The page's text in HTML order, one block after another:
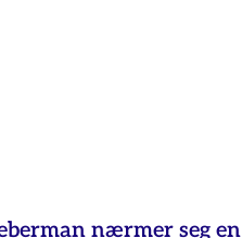
nærmer seg en